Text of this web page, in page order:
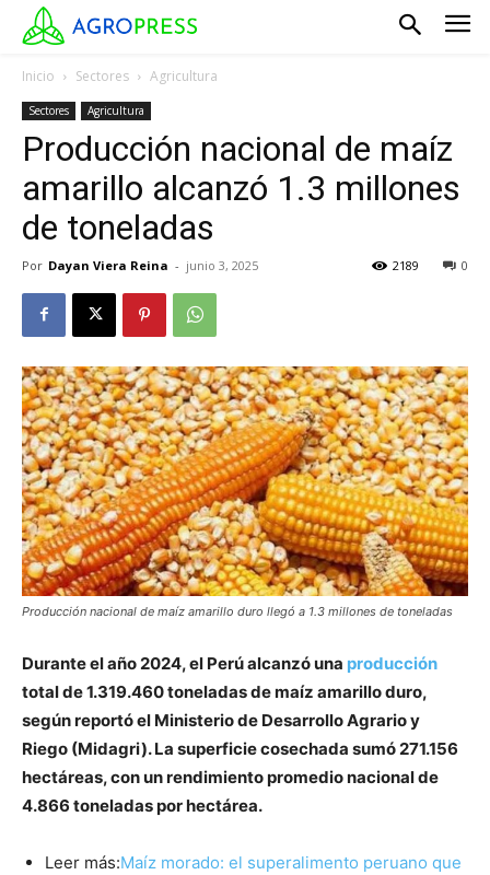
Inicio Sectores Agricultura
Sectores Agricultura
Producción nacional de maíz
amarillo alcanzó 1.3 millones
de toneladas
Por Dayan Viera Reina - junio 3, 2025 0
2189
Producción nacional de maíz amarillo duro llegó a 1.3 millones de toneladas
Durante el año 2024, el Perú alcanzó una producción
total de 1.319.460 toneladas de maíz amarillo duro,
según reportó el Ministerio de Desarrollo Agrario y
Riego (Midagri). La superficie cosechada sumó 271.156
hectáreas, con un rendimiento promedio nacional de
4.866 toneladas por hectárea.
Leer más:Maíz morado: el superalimento peruano que